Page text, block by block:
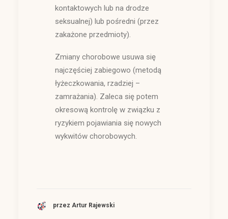
kontaktowych lub na drodze
seksualnej) lub pośredni (przez
zakażone przedmioty).
Zmiany chorobowe usuwa się
najczęściej zabiegowo (metodą
łyżeczkowania, rzadziej –
zamrażania). Zaleca się potem
okresową kontrolę w związku z
ryzykiem pojawiania się nowych
wykwitów chorobowych.
przez Artur Rajewski